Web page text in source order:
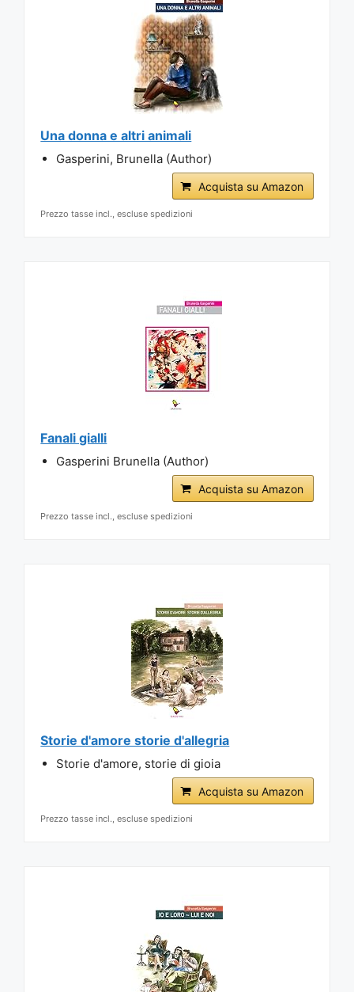
Una donna e altri animali
Gasperini, Brunella (Author)
Acquista su Amazon
Prezzo tasse incl., escluse spedizioni
Fanali gialli
Gasperini Brunella (Author)
Acquista su Amazon
Prezzo tasse incl., escluse spedizioni
Storie d'amore storie d'allegria
Storie d'amore, storie di gioia
Acquista su Amazon
Prezzo tasse incl., escluse spedizioni